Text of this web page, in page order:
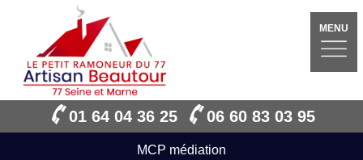
MENU
01 64 04 36 25 06 60 83 03 95
MCP médiation